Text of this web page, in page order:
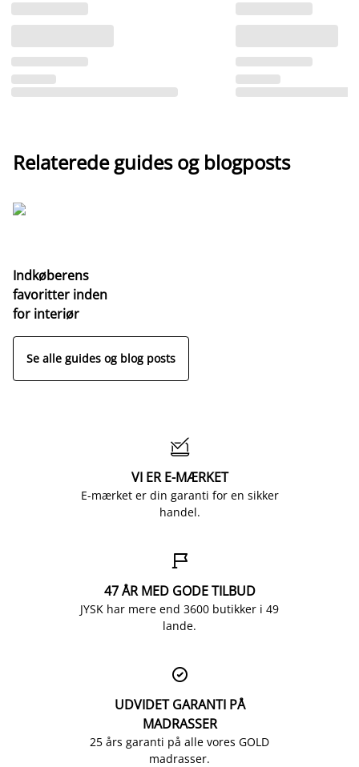
Relaterede guides og blogposts
Indkøberens
favoritter inden
for interiør
Se alle guides og blog posts

VI ER E-MÆRKET
E-mærket er din garanti for en sikker
handel.

47 ÅR MED GODE TILBUD
JYSK har mere end 3600 butikker i 49
lande.

UDVIDET GARANTI PÅ
MADRASSER
25 års garanti på alle vores GOLD
madrasser.